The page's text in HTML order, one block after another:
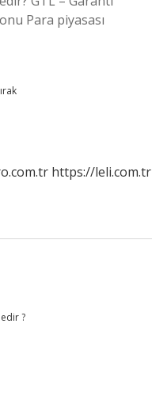
Para piyasası
https://leli.com.tr
?